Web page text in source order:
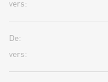
vers:
De:
vers: